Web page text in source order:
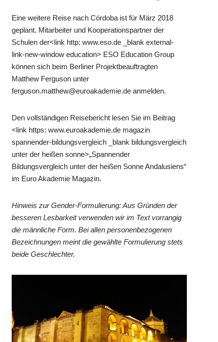
Eine weitere Reise nach Córdoba ist für März 2018
geplant. Mitarbeiter und Kooperationspartner der
Schulen der<link http: www.eso.de _blank external-
link-new-window education> ESO Education Group
können sich beim Berliner Projektbeauftragten
Matthew Ferguson unter
ferguson.matthew@euroakademie.de anmelden.
Den vollständigen Reisebericht lesen Sie im Beitrag
<link https: www.euroakademie.de magazin
spannender-bildungsvergleich _blank bildungsvergleich
unter der heißen sonne>„Spannender
Bildungsvergleich unter der heißen Sonne Andalusiens“
im Euro Akademie Magazin.
Hinweis zur Gender-Formulierung: Aus Gründen der
besseren Lesbarkeit verwenden wir im Text vorrangig
die männliche Form. Bei allen personenbezogenen
Bezeichnungen meint die gewählte Formulierung stets
beide Geschlechter.